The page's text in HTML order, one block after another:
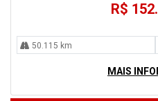
R$
50.115 km
MAIS